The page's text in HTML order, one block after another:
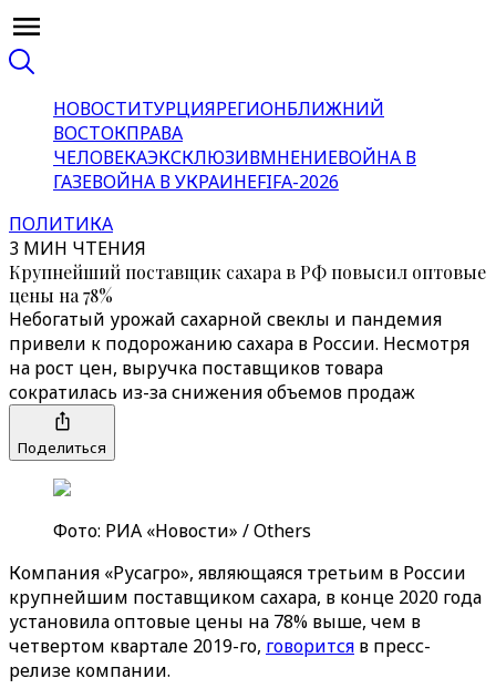
НОВОСТИТУРЦИЯРЕГИОНБЛИЖНИЙ
ВОСТОКПРАВА
ЧЕЛОВЕКАЭКСКЛЮЗИВМНЕНИЕВОЙНА В
ГАЗЕВОЙНА В УКРАИНЕFIFA-2026
ПОЛИТИКА
3 МИН ЧТЕНИЯ
Крупнейший поставщик сахара в РФ повысил оптовые
цены на 78%
Небогатый урожай сахарной свеклы и пандемия
привели к подорожанию сахара в России. Несмотря
на рост цен, выручка поставщиков товара
сократилась из-за снижения объемов продаж
Поделиться
Фото: РИА «Новости» / Others
Компания «Русагро», являющаяся третьим в России
крупнейшим поставщиком сахара, в конце 2020 года
установила оптовые цены на 78% выше, чем в
четвертом квартале 2019-го, говорится в пресс-
релизе компании.